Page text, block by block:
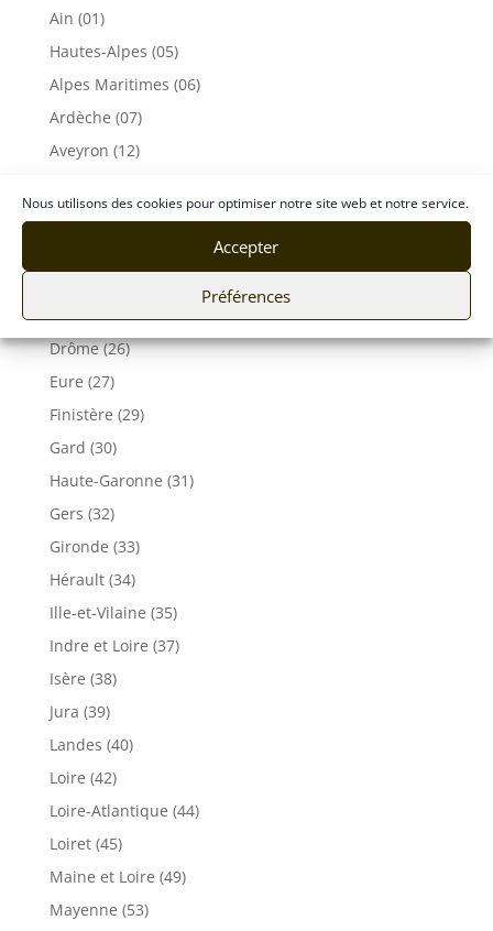
Nous utilisons des cookies pour optimiser notre site web et notre service.
Accepter
Préférences
Ain (01)
Hautes-Alpes (05)
Alpes Maritimes (06)
Ardèche (07)
Aveyron (12)
Corse (2A 2B)
Côtes-d’Armor (22)
Drôme (26)
Eure (27)
Finistère (29)
Gard (30)
Haute-Garonne (31)
Gers (32)
Gironde (33)
Hérault (34)
Ille-et-Vilaine (35)
Indre et Loire (37)
Isère (38)
Jura (39)
Landes (40)
Loire (42)
Loire-Atlantique (44)
Loiret (45)
Maine et Loire (49)
Mayenne (53)